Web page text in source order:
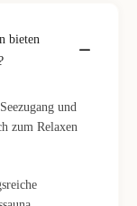
bieten
und
zum Relaxen